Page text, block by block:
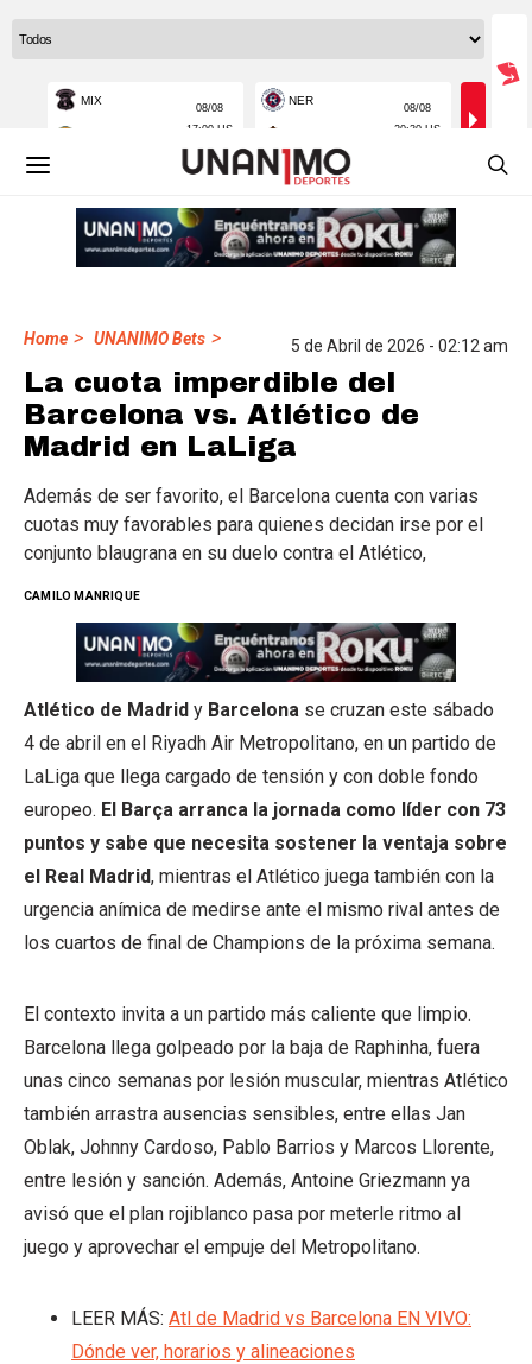
Home > UNANIMO Bets > 5 de Abril de 2026 - 02:12 am
La cuota imperdible del
Barcelona vs. Atlético de
Madrid en LaLiga
Además de ser favorito, el Barcelona cuenta con varias
cuotas muy favorables para quienes decidan irse por el
conjunto blaugrana en su duelo contra el Atlético,
CAMILO MANRIQUE
Atlético de Madrid y Barcelona se cruzan este sábado
4 de abril en el Riyadh Air Metropolitano, en un partido de
LaLiga que llega cargado de tensión y con doble fondo
europeo. El Barça arranca la jornada como líder con 73
puntos y sabe que necesita sostener la ventaja sobre
el Real Madrid, mientras el Atlético juega también con la
urgencia anímica de medirse ante el mismo rival antes de
los cuartos de final de Champions de la próxima semana.
El contexto invita a un partido más caliente que limpio.
Barcelona llega golpeado por la baja de Raphinha, fuera
unas cinco semanas por lesión muscular, mientras Atlético
también arrastra ausencias sensibles, entre ellas Jan
Oblak, Johnny Cardoso, Pablo Barrios y Marcos Llorente,
entre lesión y sanción. Además, Antoine Griezmann ya
avisó que el plan rojiblanco pasa por meterle ritmo al
juego y aprovechar el empuje del Metropolitano.
LEER MÁS: Atl de Madrid vs Barcelona EN VIVO:
Dónde ver, horarios y alineaciones